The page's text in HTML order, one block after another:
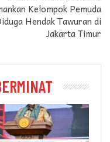
Kelompok Pemuda
Hendak Tawuran di
Jakarta Timur